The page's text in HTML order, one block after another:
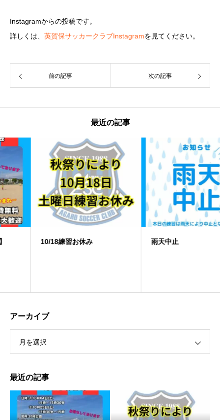
Instagramからの投稿です。
詳しくは、 英賀保サッカークラブInstagramを見てください。
前の記事 次の記事
最近の記事
10/18練習お休み
アーカイブ
月を選択
最近の記事